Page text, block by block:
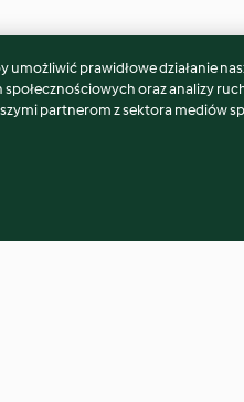
Ci się również...
umożliwić prawidłowe działanie
oraz analizy
partnerom z sektora mediów